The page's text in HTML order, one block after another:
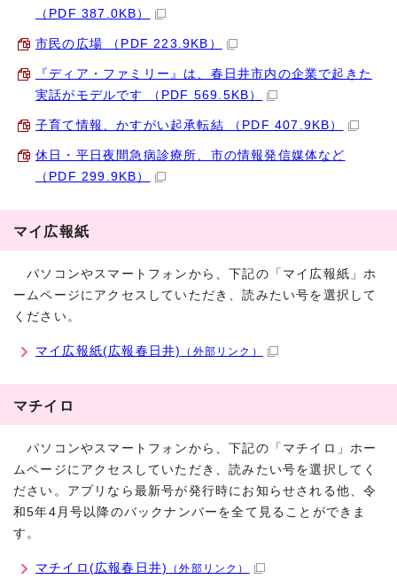
（PDF 387.0KB）
市民の広場 （PDF 223.9KB）
『ディア・ファミリー』は、春日井市内の企業で起きた
実話がモデルです （PDF 569.5KB）
子育て情報、かすがい起承転結 （PDF 407.9KB）
休日・平日夜間急病診療所、市の情報発信媒体など
（PDF 299.9KB）
マイ広報紙
パソコンやスマートフォンから、下記の「マイ広報紙」ホ
ームページにアクセスしていただき、読みたい号を選択して
ください。
マイ広報紙(広報春日井) （外部リンク）
マチイロ
パソコンやスマートフォンから、下記の「マチイロ」ホー
ムページにアクセスしていただき、読みたい号を選択してく
ださい。アプリなら最新号が発行時にお知らせされる他、令
和5年4月号以降のバックナンバーを全て見ることができま
す。
マチイロ(広報春日井) （外部リンク）